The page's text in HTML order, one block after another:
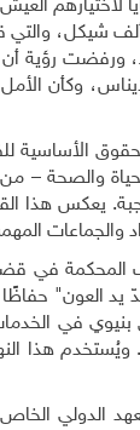
لاختيارهم
الأطرش باعتبارها قرية غير معترف بها (في ذلك الحين) ولم تقدم المحكمة للعائلة
ورفضت رؤية
وكأن
الأساسية
والصحة –
يعكس هذا
والجماعات
المحكمة في
يد العون"
بنيوي في
ويُستخدم هذا
لحقوق الإنسان، يمثل هذا القرار انتهاكًا صارخًا للحق في الصحة